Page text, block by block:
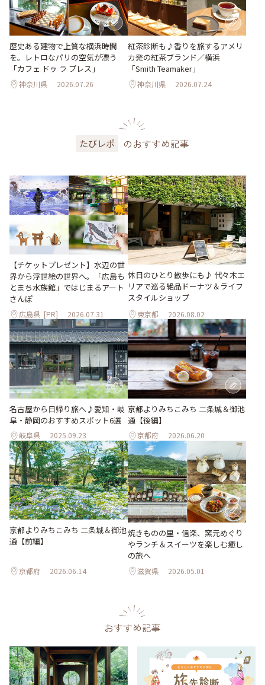
歴史ある建物で上質な横浜時間
を。レトロなパリの空気が漂う
「カフェ ドゥ ラ プレス」
神奈川県 2026.07.26
紅茶診断も♪香りを旅するアメリ
カ発の紅茶ブランド／横浜
「Smith Teamaker」
神奈川県 2026.07.24
たびレポ のおすすめ記事
【チケットプレゼント】水辺の世
界から浮世絵の世界へ。「広島も
とまち水族館」ではじまるアート
さんぽ
広島県 [PR] 2026.07.31
休日のひとり散歩にも♪ 代々木エ
リアで巡る絶品ドーナツ＆ライフ
スタイルショップ
東京都 2026.08.02
名古屋から日帰り旅へ♪愛知・岐
阜・静岡のおすすめスポット6選
岐阜県 2025.09.23
京都よりみちこみち 二条城＆御池
通【後編】
京都府 2026.06.20
京都よりみちこみち 二条城＆御池
通【前編】
京都府 2026.06.14
焼きものの里・信楽、窯元めぐり
やランチ＆スイーツを楽しむ癒し
の旅へ
滋賀県 2026.05.01
おすすめ記事